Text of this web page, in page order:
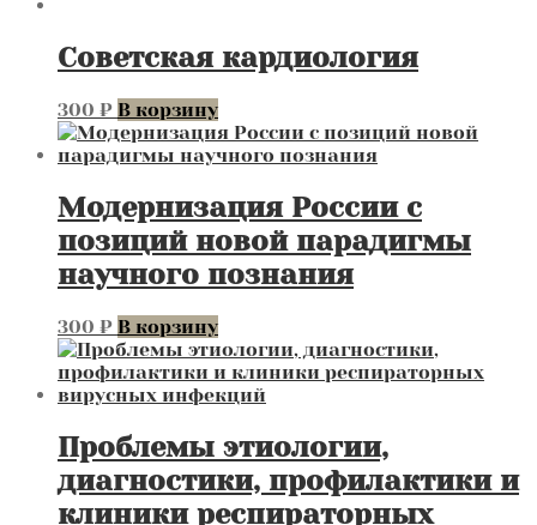
Советская кардиология
300 ₽ В корзину
Модернизация России с
позиций новой парадигмы
научного познания
300 ₽ В корзину
Проблемы этиологии,
диагностики, профилактики и
клиники респираторных